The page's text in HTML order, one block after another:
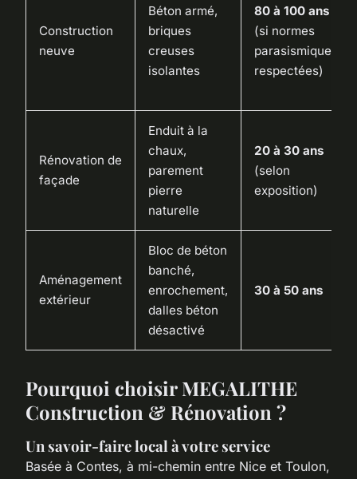
Construction
neuve
Béton armé,
briques
creuses
isolantes
80 à 100 ans
(si normes
parasismiques
respectées)
Rénovation de
façade
Enduit à la
chaux,
parement
pierre
naturelle
20 à 30 ans
(selon
exposition)
Aménagement
extérieur
Bloc de béton
banché,
enrochement,
dalles béton
désactivé
30 à 50 ans
Pourquoi choisir MEGALITHE
Construction & Rénovation ?
Un savoir-faire local à votre service
Basée à Contes, à mi-chemin entre Nice et Toulon,